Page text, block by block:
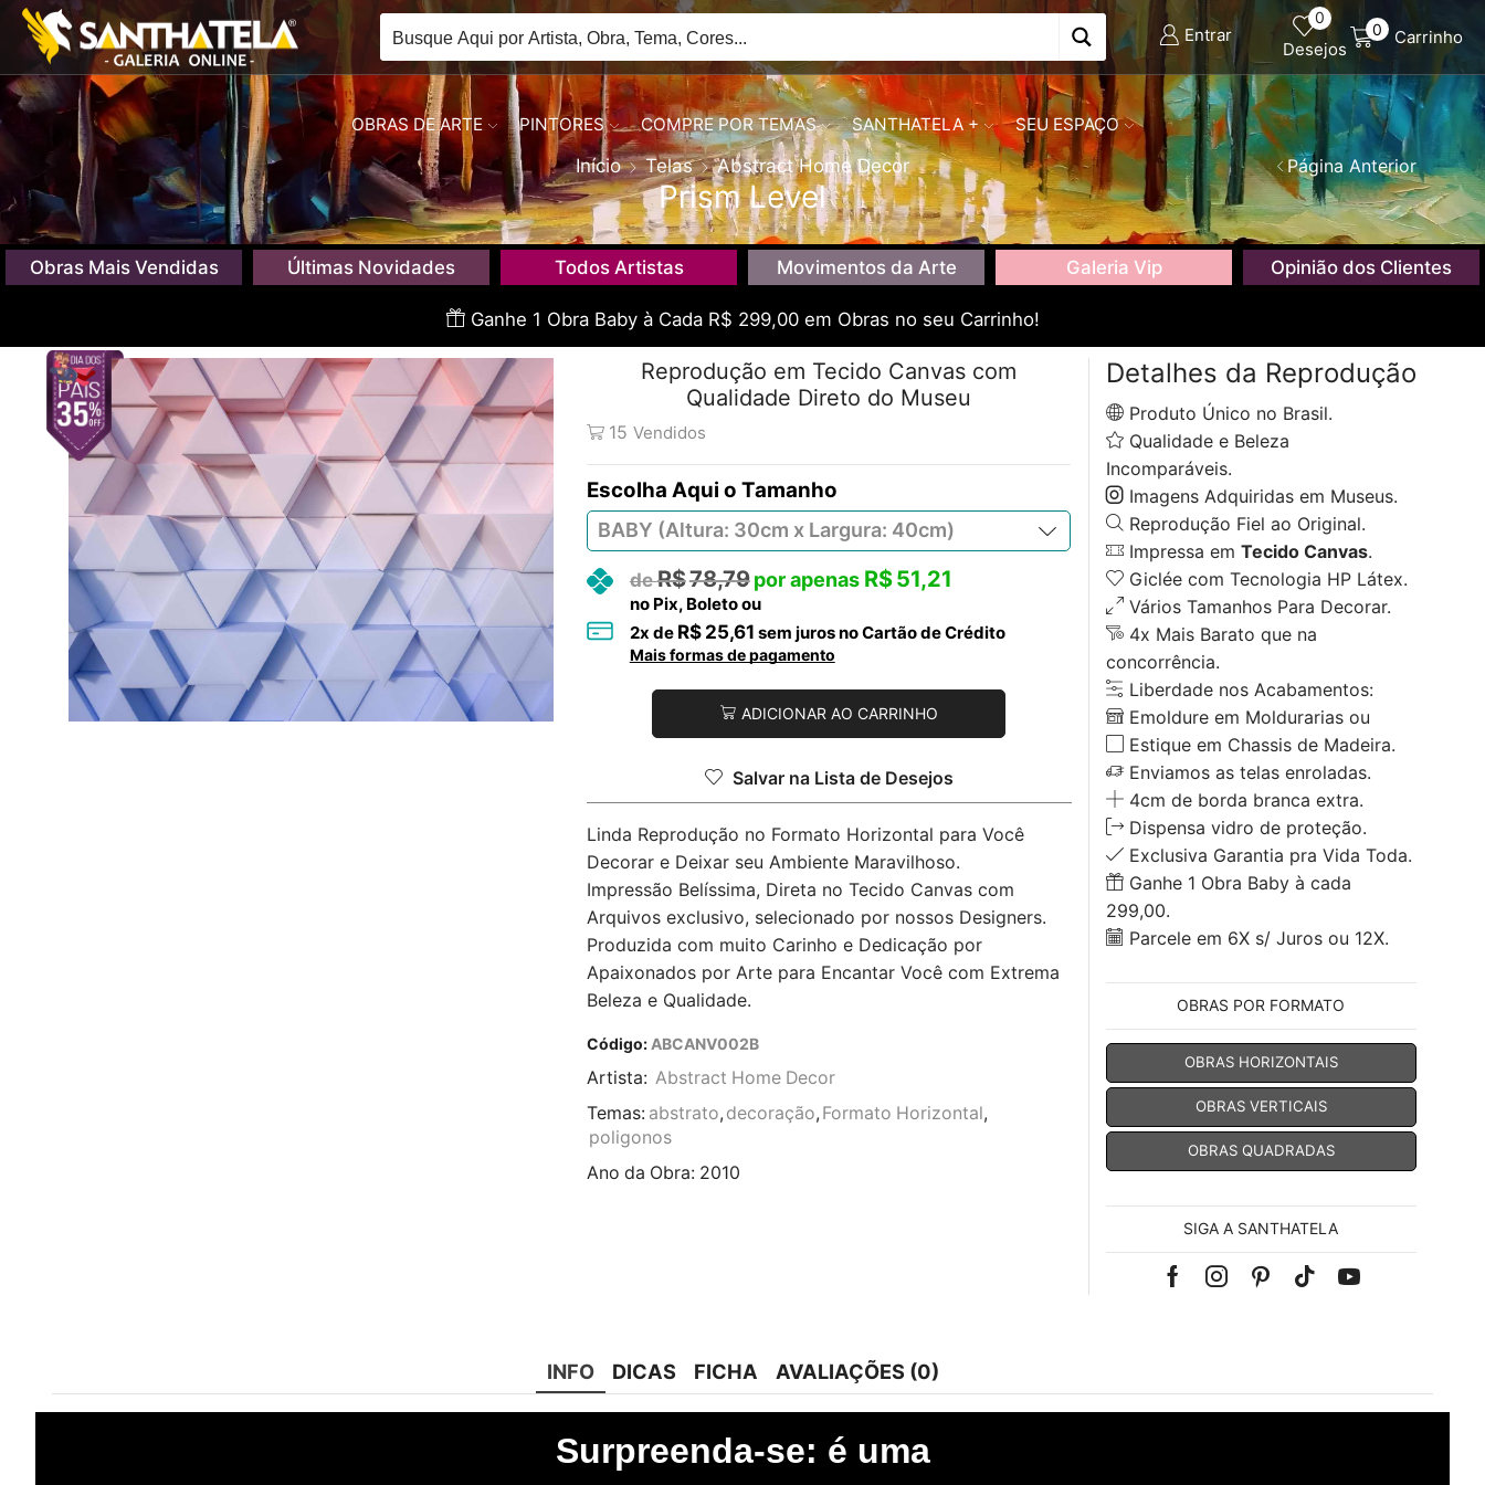
Entrar
0
Desejos
0 Carrinho
OBRAS DE ARTE PINTORES COMPRE POR TEMAS SANTHATELA + SEU ESPAÇO
Início Telas Abstract Home Decor
Prism Level
Página Anterior
Obras Mais Vendidas Últimas Novidades Todos Artistas Movimentos da Arte Galeria Vip Opinião dos Clientes
Ganhe 1 Obra Baby à Cada R$ 299,00 em Obras no seu Carrinho!
Reprodução em Tecido Canvas com
Qualidade Direto do Museu
15 Vendidos
Tamanho
R$78,79 R$51,21
no Pix, Boleto ou
2x de R$ 25,61 sem juros no Cartão de Crédito
Mais formas de pagamento
ADICIONAR AO CARRINHO
Salvar na Lista de Desejos
Linda Reprodução no Formato Horizontal para Você
Decorar e Deixar seu Ambiente Maravilhoso.
Impressão Belíssima, Direta no Tecido Canvas com
Arquivos exclusivo, selecionado por nossos Designers.
Produzida com muito Carinho e Dedicação por
Apaixonados por Arte para Encantar Você com Extrema
Beleza e Qualidade.
Código: ABCANV002B
Artista: Abstract Home Decor
Temas: abstrato, decoração, Formato Horizontal,
poligonos
Ano da Obra: 2010
Detalhes da Reprodução
Produto Único no Brasil.
Qualidade e Beleza
Incomparáveis.
Imagens Adquiridas em Museus.
Reprodução Fiel ao Original.
Impressa em Tecido Canvas.
Giclée com Tecnologia HP Látex.
Vários Tamanhos Para Decorar.
4x Mais Barato que na
concorrência.
Liberdade nos Acabamentos:
Emoldure em Moldurarias ou
Estique em Chassis de Madeira.
Enviamos as telas enroladas.
4cm de borda branca extra.
Dispensa vidro de proteção.
Exclusiva Garantia pra Vida Toda.
Ganhe 1 Obra Baby à cada
299,00.
Parcele em 6X s/ Juros ou 12X.
OBRAS POR FORMATO
OBRAS HORIZONTAIS
OBRAS VERTICAIS
OBRAS QUADRADAS
SIGA A SANTHATELA
FacebookInstagramPinterest
Tik-Youtube
INFO DICAS FICHA AVALIAÇÕES (0)
Surpreenda-se: é uma